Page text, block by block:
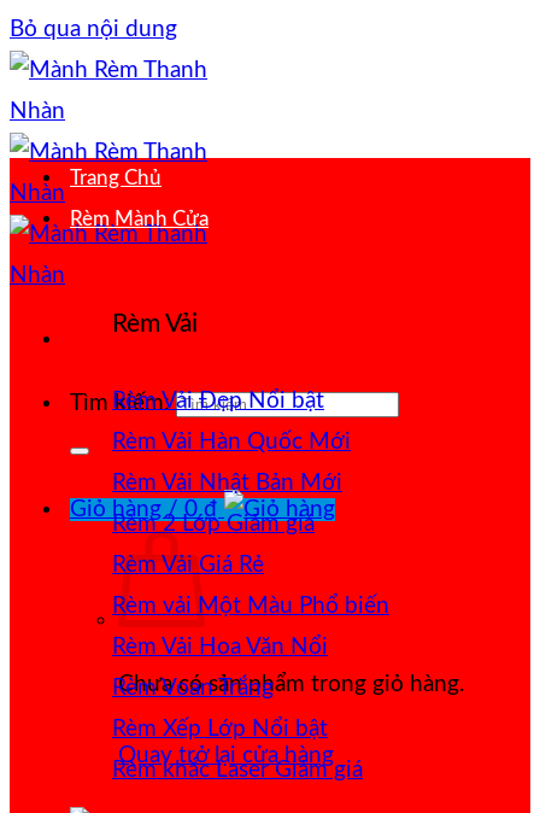
Bỏ qua nội dung
Tìm kiếm:
Giỏ hàng /0₫
Chưa có sản phẩm trong giỏ hàng.
Quay trở lại cửa hàng
Trang Chủ
Rèm Mành Cửa
Rèm Vải
Rèm Vải Đẹp
Rèm Vải Hàn Quốc
Rèm Vải Nhật Bản
Rèm 2 Lớp
Rèm Vải Giá Rẻ
Rèm vải Một Màu
Rèm Vải Hoa Văn Nổi
Rèm Voan Trắng
Rèm Xếp Lớp
Rèm khắc Laser